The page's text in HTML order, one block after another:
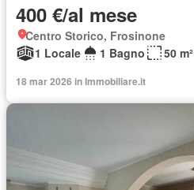
400 €/al mese
Centro Storico, Frosinone
1 Locale
1 Bagno 50 m²
18 mar 2026 in Immobiliare.it